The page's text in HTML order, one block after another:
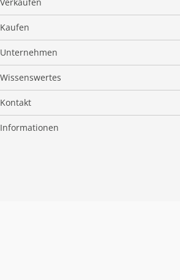
Verkaufsanfrage
Referenzobjekte
Makleralleinauftrag
Wertermittlung
Verkaufsvorbereitung
Vermarktung
Kaufen
Immobilienangebote
Finanzierung
Suchauftrag
Unternehmen
Über uns
Kundenstimmen
Stielke-Facts
Kooperationspartner
Wissenswertes
Immobilien News
Immobilien ABC
Kontakt
Impressum
Informationen